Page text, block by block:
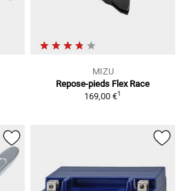
MIZU
Repose-pieds Flex Race
169,00 €1